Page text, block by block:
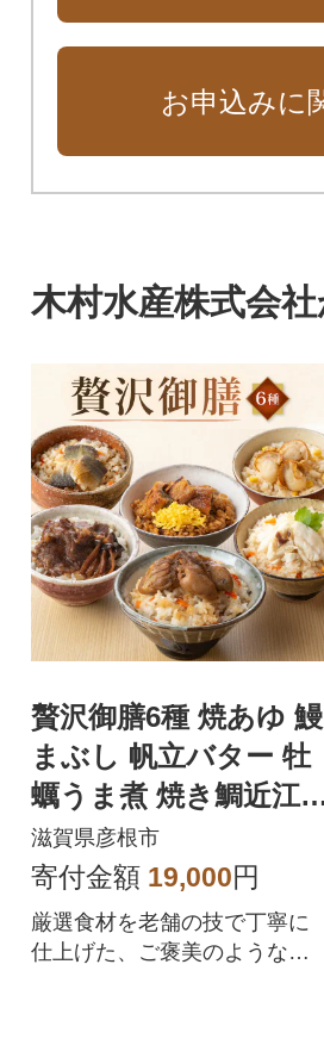
お申込みに
木村水産株式会
贅沢御膳6種 焼あゆ 鰻
まぶし 帆立バター 牡
蠣うま煮 焼き鯛近江
すき焼き レンジでチ
ンで簡単調理
滋賀県彦根市
寄付金額 19,000円
厳選食材を老舗の技で丁寧に
仕上げた、ご褒美のような一